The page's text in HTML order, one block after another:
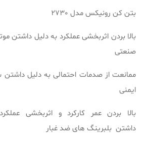
بتن کن رونیکس مدل 2730
بالا بردن اثربخشی عملکرد به دلیل داشتن
صنعتی
ممانعت از صدمات احتمالی به دلیل
ایمنی
بالا بردن عمر کارکرد و اثربخشی
داشتن بلبرینگ های ضد غبار